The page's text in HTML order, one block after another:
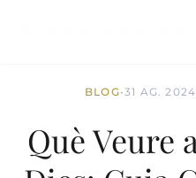
BLOG•31 AG. 2024
Què Veure